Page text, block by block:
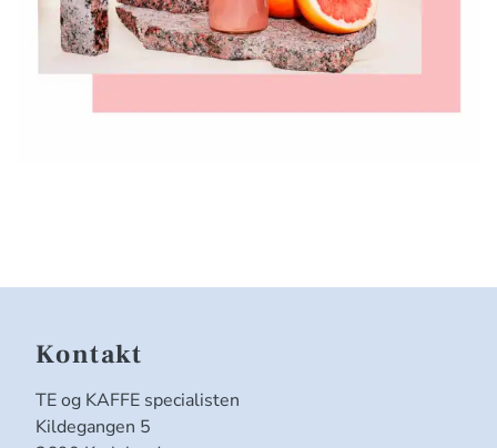
Kontakt
TE og KAFFE specialisten
Kildegangen 5